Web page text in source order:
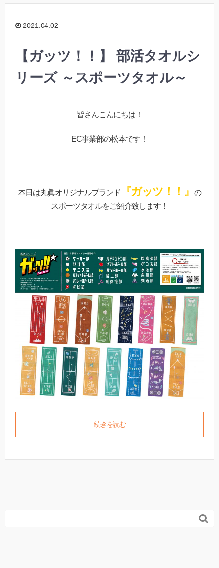
2021.04.02
【ガッツ！！】 部活タオルシ
リーズ ～スポーツタオル～
皆さんこんにちは！
EC事業部の松本です！
本日は丸眞オリジナルブランド 『ガッツ！！』
の
スポーツタオルをご紹介致します！
続きを読む
